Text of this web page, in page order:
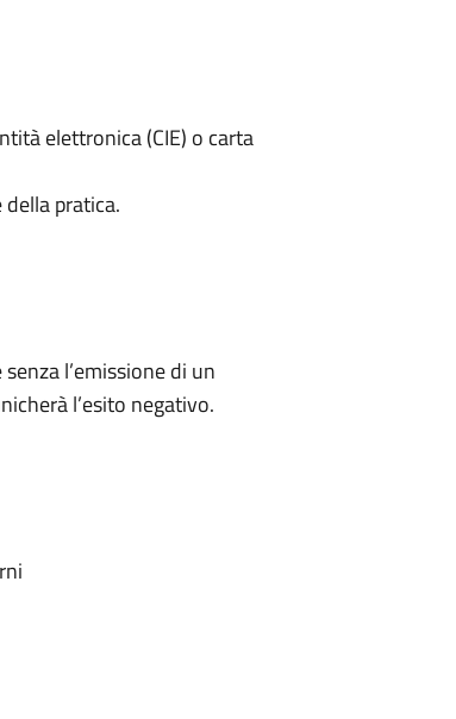
elettronica (CIE) o carta
pratica.
l’emissione di un
l’esito negativo.